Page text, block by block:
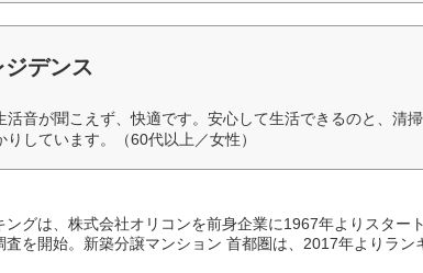
デンス
活音が聞こえず、快適です。安心して生活できるのと、清
しています。（60代以上／女性）
ングは、株式会社オリコンを前身企業に1967年よりスター
査を開始。新築分譲マンション 首都圏は、2017年よりラン